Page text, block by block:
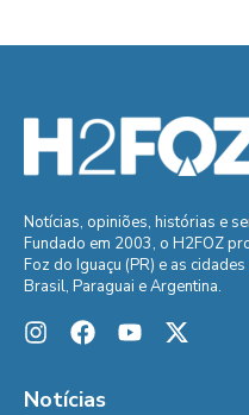
Notícias, opiniões, histórias e
Fundado em 2003, o H2FOZ
Foz do Iguaçu (PR) e as
Brasil, Paraguai e Argentina.
Notícias